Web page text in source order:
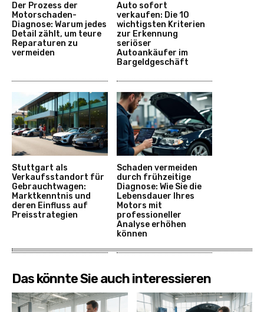
Der Prozess der
Motorschaden-
Diagnose: Warum jedes
Detail zählt, um teure
Reparaturen zu
vermeiden
Auto sofort
verkaufen: Die 10
wichtigsten Kriterien
zur Erkennung
seriöser
Autoankäufer im
Bargeldgeschäft
Stuttgart als
Verkaufsstandort für
Gebrauchtwagen:
Marktkenntnis und
deren Einfluss auf
Preisstrategien
Schaden vermeiden
durch frühzeitige
Diagnose: Wie Sie die
Lebensdauer Ihres
Motors mit
professioneller
Analyse erhöhen
können
Das könnte Sie auch interessieren